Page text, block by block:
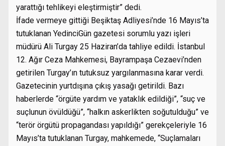
yarattığı tehlikeyi eleştirmiştir” dedi.
İfade vermeye gittiği Beşiktaş Adliyesi’nde 16 Mayıs’ta
tutuklanan YedinciGün gazetesi sorumlu yazı işleri
müdürü Ali Turgay 25 Haziran’da tahliye edildi. İstanbul
12. Ağır Ceza Mahkemesi, Bayrampaşa Cezaevi’nden
getirilen Turgay’ın tutuksuz yargılanmasına karar verdi.
Gazetecinin yurtdışına çıkış yasağı getirildi. Bazı
haberlerde “örgüte yardım ve yataklık edildiği”, “suç ve
suçlunun övüldüğü”, “halkın askerlikten soğutulduğu” ve
“terör örgütü propagandası yapıldığı” gerekçeleriyle 16
Mayıs’ta tutuklanan Turgay, mahkemede, “Suçlamaları